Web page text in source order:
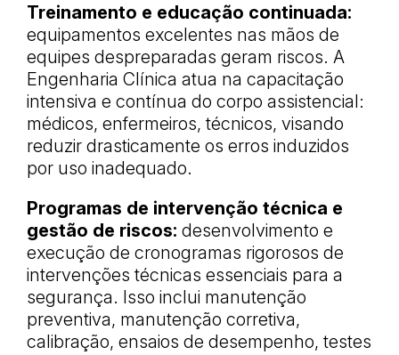
Treinamento e educação continuada:
equipamentos excelentes nas mãos de
equipes despreparadas geram riscos. A
Engenharia Clínica atua na capacitação
intensiva e contínua do corpo assistencial:
médicos, enfermeiros, técnicos, visando
reduzir drasticamente os erros induzidos
por uso inadequado.
Programas de intervenção técnica e
gestão de riscos: desenvolvimento e
execução de cronogramas rigorosos de
intervenções técnicas essenciais para a
segurança. Isso inclui manutenção
preventiva, manutenção corretiva,
calibração, ensaios de desempenho, testes